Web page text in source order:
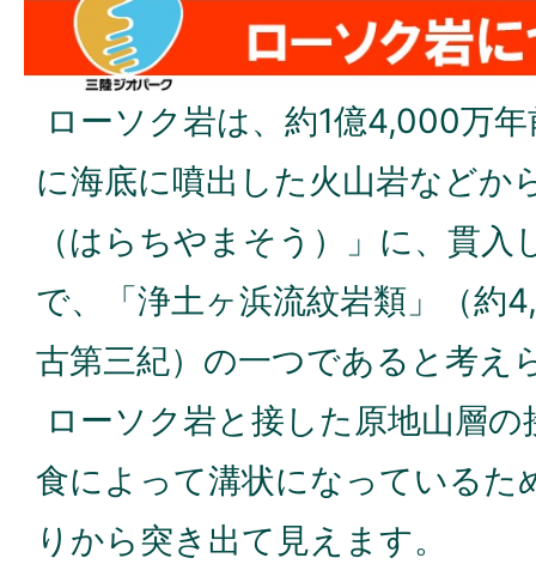
ローソク岩は、約1億4,000万
に海底に噴出した火山岩などか
（はらちやまそう）」に、貫
で、「浄土ヶ浜流紋岩類」（約
古第三紀）の一つであると考え
ローソク岩と接した原地山層
食によって溝状になっているた
りから突き出て見えます。